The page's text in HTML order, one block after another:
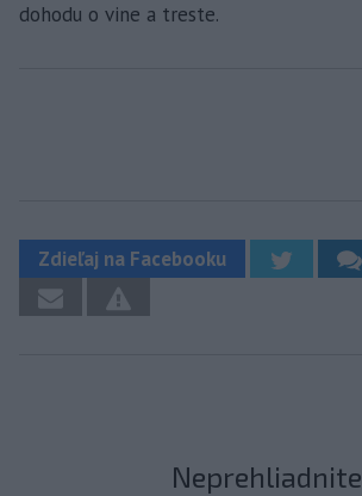
dohodu o vine a treste.
Zdieľaj na Facebooku
Neprehliadnite